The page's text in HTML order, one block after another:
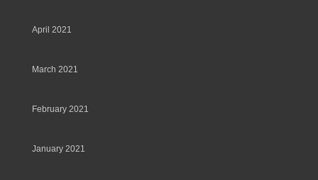
April 2021
March 2021
February 2021
January 2021